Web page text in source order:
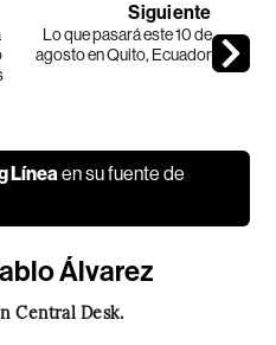
Siguiente
Lo que pasará este 10 de
agosto en Quito, Ecuador
Líneaen su fuente de
Álvarez
Central Desk.